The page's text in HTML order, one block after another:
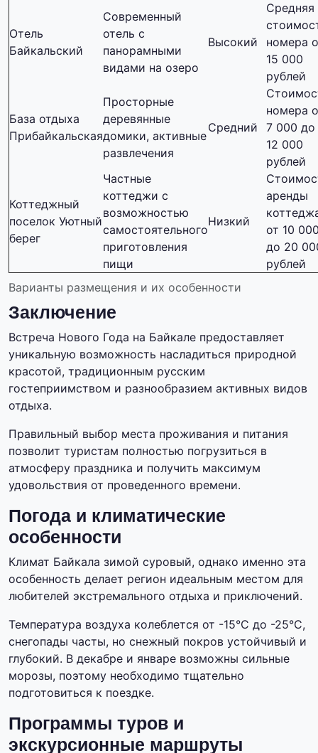
Варианты размещения и их особенности
Отель
Байкальский
Современный
отель с
панорамными
видами на озеро
Высокий
Средняя
номера
15 000
рублей
База отдыха
Прибайкальская
Просторные
деревянные
домики, активные
развлечения
Средний
номера
7 000 до
12 000
рублей
Коттеджный
поселок Уютный
берег
Частные
коттеджи с
возможностью
самостоятельного
приготовления
пищи
Низкий
аренды
от 10
до 20
рублей
Заключение
Встреча Нового Года на Байкале предоставляет
уникальную возможность насладиться природной
красотой, традиционным русским
гостеприимством и разнообразием активных видов
отдыха.
Правильный выбор места проживания и питания
позволит туристам полностью погрузиться в
атмосферу праздника и получить максимум
удовольствия от проведенного времени.
Погода и климатические
особенности
Климат Байкала зимой суровый, однако именно эта
особенность делает регион идеальным местом для
любителей экстремального отдыха и приключений.
Температура воздуха колеблется от -15°C до -25°C,
снегопады часты, но снежный покров устойчивый и
глубокий. В декабре и январе возможны сильные
морозы, поэтому необходимо тщательно
подготовиться к поездке.
Программы туров и
экскурсионные маршруты